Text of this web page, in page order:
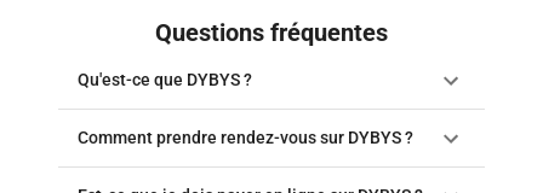
Questions fréquentes
Qu'est-ce que DYBYS ?
Comment prendre rendez-vous sur DYBYS ?